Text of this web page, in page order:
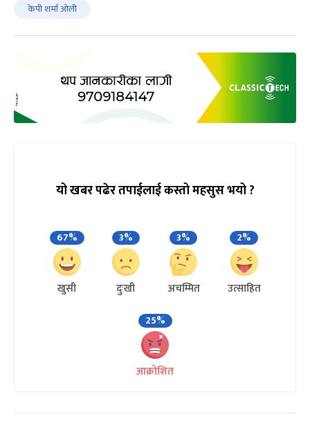
केपी शर्मा ओली
यो खबर पढेर तपाईलाई कस्तो महसुस भयो ?
67%
खुसी
3%
दुःखी
3%
अचम्मित
2%
उत्साहित
25%
आक्रोशित